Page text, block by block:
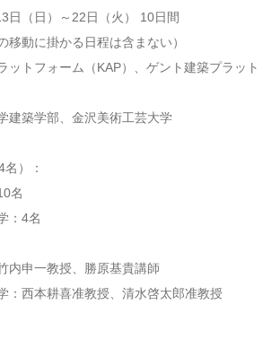
日（日）～22日（火） 10日間
移動に掛かる日程は含まない）
ットフォーム（KAP）、ゲント建築プラット
建築学部、金沢美術工芸大学
）：
名
：4名
内申一教授、勝原基貴講師
：西本耕喜准教授、清水啓太郎准教授